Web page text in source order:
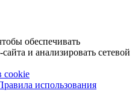
обеспечивать
и анализировать сетевой
cookie
использования